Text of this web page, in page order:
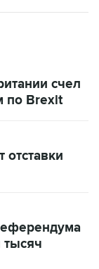
счел
по Brexit
отставки